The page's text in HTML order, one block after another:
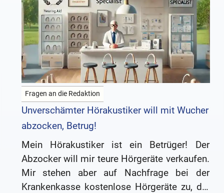
Fragen an die Redaktion
Unverschämter Hörakustiker will mit Wucher
abzocken, Betrug!
Mein Hörakustiker ist ein Betrüger! Der
Abzocker will mir teure Hörgeräte verkaufen.
Mir stehen aber auf Nachfrage bei der
Krankenkasse kostenlose Hörgeräte zu, die